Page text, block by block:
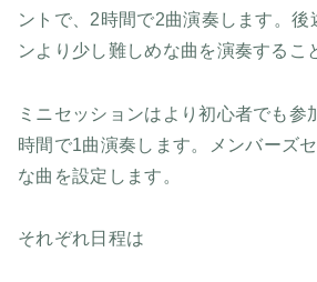
ントで、2時間で2曲演奏します。 後
ンより少し難しめな曲を演奏するこ
ミニセッションはより初心者でも参
時間で1曲演奏します。 メンバーズ
な曲を設定します。
それぞれ日程は